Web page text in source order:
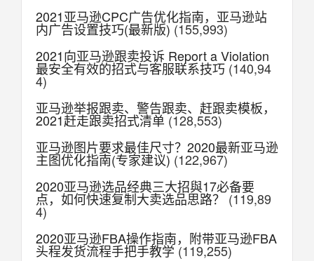
2021亚马逊CPC广告优化指南，亚马逊站
内广告设置技巧(最新版)(155,993)
2021向亚马逊跟卖投诉 Report a Violation
最安全有效的招式与客服联系技巧 (140,94
4)
亚马逊举报跟卖、警告跟卖、赶跟卖模板，
2021赶走跟卖招式清单(128,553)
亚马逊图片要求最佳尺寸？2020最新亚马逊
主图优化指南(专家建议) (122,967)
2020亚马逊选品经典三大招與17必备要
点，如何快速复制大卖选品思路？ (119,89
4)
2020亚马逊FBA操作指南，附带亚马逊FBA
头程发货流程手把手教学(119,255)